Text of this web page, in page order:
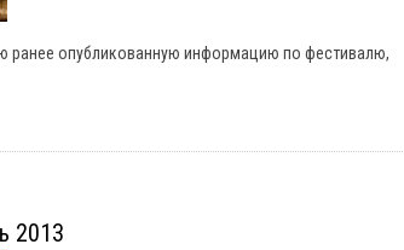
опубликованную информацию по фестивалю,
2013